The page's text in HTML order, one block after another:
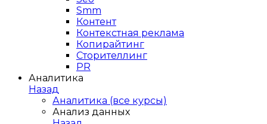
Smm
Контент
Контекстная реклама
Копирайтинг
Сторителлинг
PR
Аналитика
Назад
Аналитика (все курсы)
Анализ данных